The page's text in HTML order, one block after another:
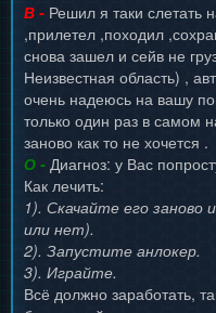
В - Решил я таки слетать
,прилетел ,походил
снова зашел и сейв не
Неизвестная область) ,
очень надеюсь на вашу
только один раз в самом
заново как то не хочется .
О - Диагноз: у Вас
Как лечить:
1). Скачайте его заново
или нет).
2). Запустите анлокер.
3). Играйте.
Всё должно заработать,